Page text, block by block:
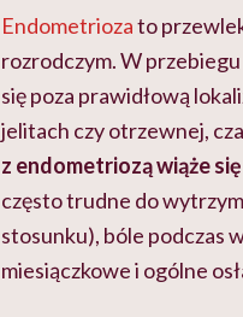
Endometriozato
rozrodczym. W
się poza prawidłową
jelitach czy otrzewnej,
z endometriozą wiąże
często trudne do
stosunku), bóle podczas
miesiączkowe i ogólne